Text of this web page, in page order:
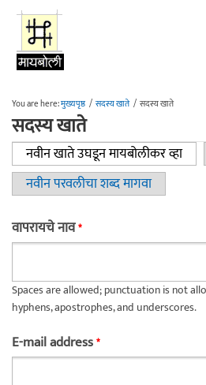
Skip to main content
You are here:मुख्यपृष्ठ / सदस्य खाते / सदस्य खाते
सदस्य खाते
Primary tabs
नवीन खाते उघडून मायबोलीकर व्हा
नवीन परवलीचा शब्द मागवा
वापरायचे नाव*
Spaces are allowed; punctuation is not
hyphens, apostrophes, and underscores.
E-mail address*